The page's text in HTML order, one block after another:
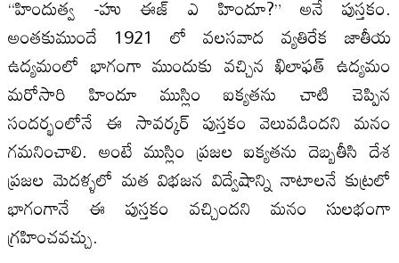
“హిందుత్వ -హు ఈజ్ ఎ హిందూ?” అనే పుస్తకం.
అంతకుముందే 1921 లో వలసవాద వ్యతిరేక జాతీయ
ఉద్యమంలో భాగంగా ముందుకు వచ్చిన ఖిలాఫత్ ఉద్యమం
మరోసారి హిందూ ముస్లిం ఐక్యతను చాటి చెప్పిన
సందర్భంలోనే ఈ సావర్కర్ పుస్తకం వెలువడిందని మనం
గమనించాలి. అంటే ముస్లిం ప్రజల ఐక్యతను దెబ్బతీసి దేశ
ప్రజల మెదళ్ళలో మత విభజన విద్వేషాన్ని నాటాలనే కుట్రలో
భాగంగానే ఈ పుస్తకం వచ్చిందని మనం సులభంగా
గ్రహించవచ్చు.